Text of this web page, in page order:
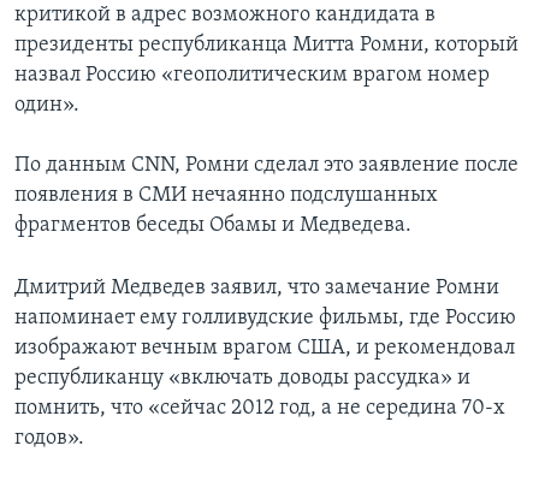
критикой в адрес возможного кандидата в
президенты республиканца Митта Ромни, который
назвал Россию «геополитическим врагом номер
один».
По данным CNN, Ромни сделал это заявление после
появления в СМИ нечаянно подслушанных
фрагментов беседы Обамы и Медведева.
Дмитрий Медведев заявил, что замечание Ромни
напоминает ему голливудские фильмы, где Россию
изображают вечным врагом США, и рекомендовал
республиканцу «включать доводы рассудка» и
помнить, что «сейчас 2012 год, а не середина 70-х
годов».